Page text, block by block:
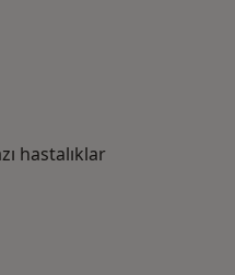
hastalıklar